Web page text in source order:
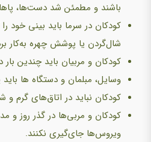
باشند و مطمئن شد دست‌ها،
کودکان در سرما باید بینی خود
شال‌گردن یا پوشش چهره به‌کار
کودکان و مربیان باید چندین
وسایل، مبلمان و دستگاه ها
کودکان نباید در اتاق‌های گرم و
کودکان و مربی‌ها در گذر روز و
ویروس‌ها جای‌گیری نكنند.